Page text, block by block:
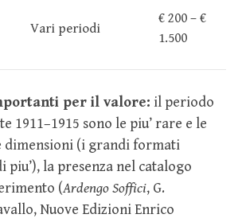
Vari periodi
€ 200 – €
1.500
per il valore: il periodo
1911–1915 sono le piu’ rare e le
dimensioni (i grandi formati
la presenza nel catalogo
(Ardengo Soffici, G.
Nuove Edizioni Enrico